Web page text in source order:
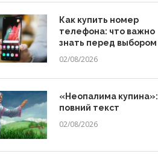
Как купить номер
телефона: что важно
знать перед выбором
02/08/2026
«Неопалима купина»:
повний текст
02/08/2026